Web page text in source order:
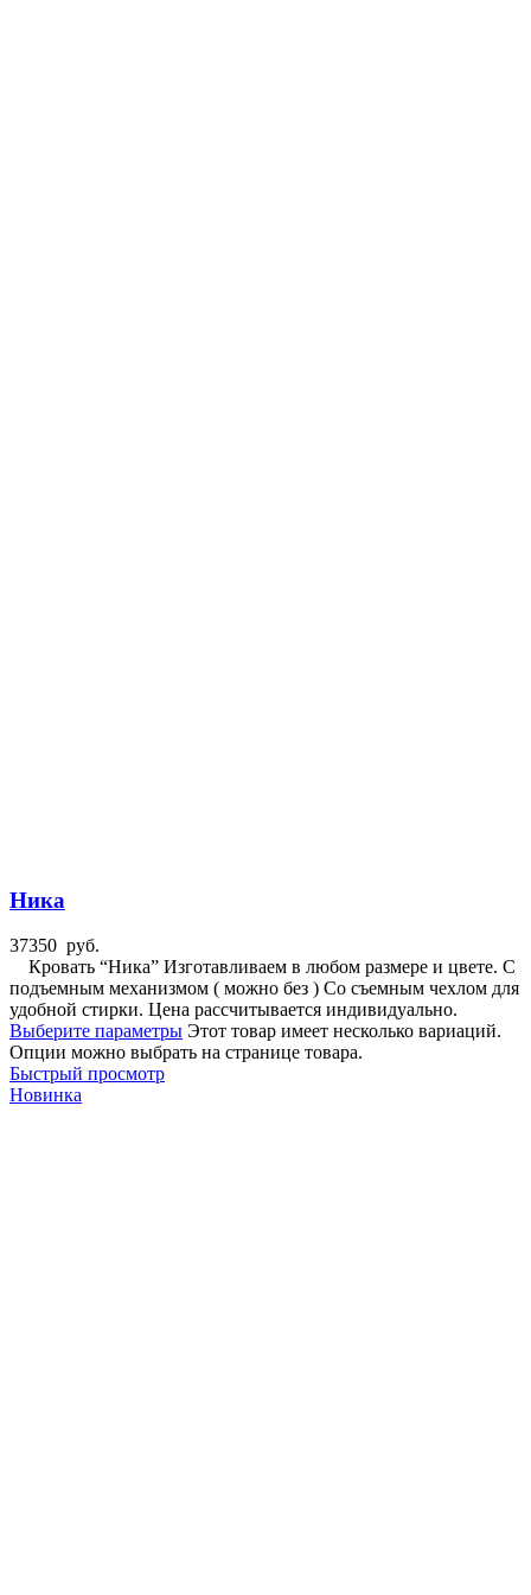
Ника
37350 руб.
Кровать “Ника” Изготавливаем в любом размере и цвете. С
подъемным механизмом ( можно без ) Со съемным чехлом для
удобной стирки. Цена рассчитывается индивидуально.
Выберите параметры Этот товар имеет несколько вариаций.
Опции можно выбрать на странице товара.
Быстрый просмотр
Новинка